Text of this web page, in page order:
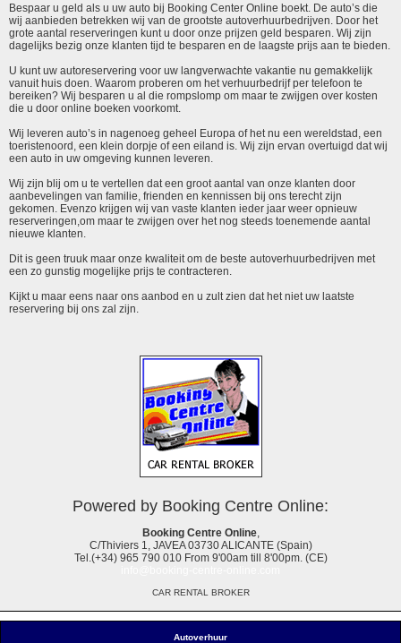
Autoverhuur
Bespaar u geld als u uw auto bij Booking Center Online boekt. De auto’s die
wij aanbieden betrekken wij van de grootste autoverhuurbedrijven. Door het
grote aantal reserveringen kunt u door onze prijzen geld besparen. Wij zijn
dagelijks bezig onze klanten tijd te besparen en de laagste prijs aan te bieden.
U kunt uw autoreservering voor uw langverwachte vakantie nu gemakkelijk
vanuit huis doen. Waarom proberen om het verhuurbedrijf per telefoon te
bereiken? Wij besparen u al die rompslomp om maar te zwijgen over kosten
die u door online boeken voorkomt.
Wij leveren auto’s in nagenoeg geheel Europa of het nu een wereldstad, een
toeristenoord, een klein dorpje of een eiland is. Wij zijn ervan overtuigd dat wij
een auto in uw omgeving kunnen leveren.
Wij zijn blij om u te vertellen dat een groot aantal van onze klanten door
aanbevelingen van familie, frienden en kennissen bij ons terecht zijn
gekomen. Evenzo krijgen wij van vaste klanten ieder jaar weer opnieuw
reserveringen,om maar te zwijgen over het nog steeds toenemende aantal
nieuwe klanten.
Dit is geen truuk maar onze kwaliteit om de beste autoverhuurbedrijven met
een zo gunstig mogelijke prijs te contracteren.
Kijkt u maar eens naar ons aanbod en u zult zien dat het niet uw laatste
reservering bij ons zal zijn.
Powered by Booking Centre Online:
Booking Centre Online,
C/Thiviers 1, JAVEA 03730 ALICANTE (Spain)
Tel.(+34) 965 790 010 From 9'00am till 8'00pm. (CE)
CAR RENTAL BROKER